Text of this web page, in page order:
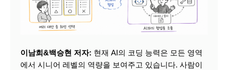
이남희&백승현 저자: 현재 AI의 코딩 능력은 모든 영역
에서 시니어 레벨의 역량을 보여주고 있습니다. 사람이